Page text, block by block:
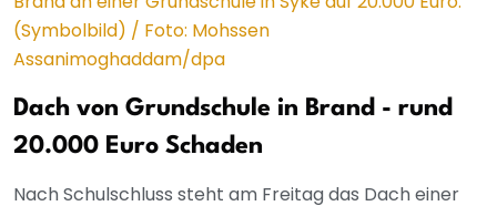
Dach von Grundschule in Brand - rund
20.000 Euro Schaden
Nach Schulschluss steht am Freitag das Dach einer